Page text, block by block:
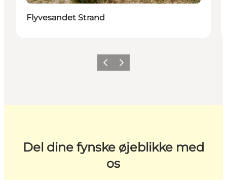
Flyvesandet Strand
ForrigeNæste
Del dine fynske øjeblikke med
os